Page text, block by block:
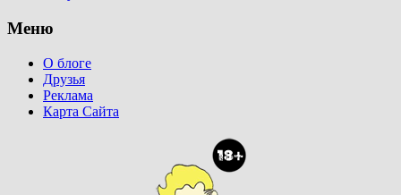
Меню
О блоге
Друзья
Реклама
Карта Сайта